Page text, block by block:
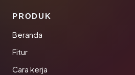
PRODUK
Beranda
Fitur
Cara kerja